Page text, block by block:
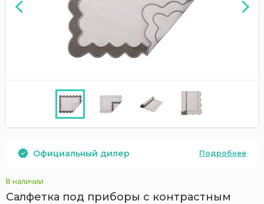
Официальный дилер Подробнее
В наличии
Салфетка под приборы с контрастным